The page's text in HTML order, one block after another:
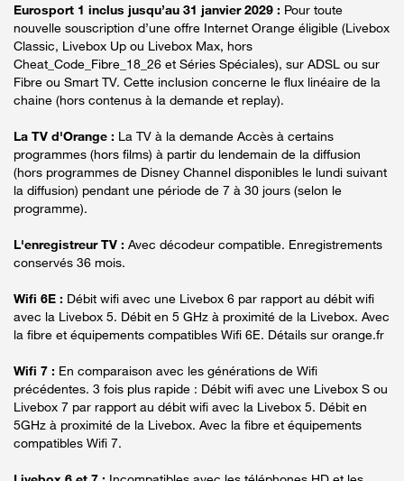
Eurosport 1 inclus jusqu’au 31 janvier 2029 : Pour toute
nouvelle souscription d’une offre Internet Orange éligible (Livebox
Classic, Livebox Up ou Livebox Max, hors
Cheat_Code_Fibre_18_26 et Séries Spéciales), sur ADSL ou sur
Fibre ou Smart TV. Cette inclusion concerne le flux linéaire de la
chaine (hors contenus à la demande et replay).
La TV d'Orange : La TV à la demande Accès à certains
programmes (hors films) à partir du lendemain de la diffusion
(hors programmes de Disney Channel disponibles le lundi suivant
la diffusion) pendant une période de 7 à 30 jours (selon le
programme).
L'enregistreur TV : Avec décodeur compatible. Enregistrements
conservés 36 mois.
Wifi 6E : Débit wifi avec une Livebox 6 par rapport au débit wifi
avec la Livebox 5. Débit en 5 GHz à proximité de la Livebox. Avec
la fibre et équipements compatibles Wifi 6E. Détails sur orange.fr
Wifi 7 : En comparaison avec les générations de Wifi
précédentes. 3 fois plus rapide : Débit wifi avec une Livebox S ou
Livebox 7 par rapport au débit wifi avec la Livebox 5. Débit en
5GHz à proximité de la Livebox. Avec la fibre et équipements
compatibles Wifi 7.